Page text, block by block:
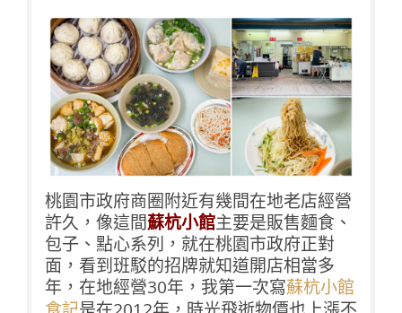
桃園市政府商圈附近有幾間在地老店經營
許久，像這間蘇杭小館主要是販售麵食、
包子、點心系列，就在桃園市政府正對
面，看到班駁的招牌就知道開店相當多
年，在地經營30年，我第一次寫蘇杭小館